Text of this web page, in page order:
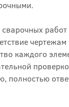
каждого
полностью